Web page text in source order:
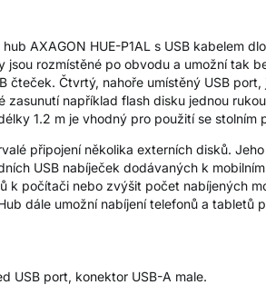
AXAGON HUE-P1AL s USB kabelem
jsou rozmístěné po obvodu a umožní tak
čteček. Čtvrtý, nahoře umístěný USB
zasunutí například flash disku jednou
1.2 m je vhodný pro použití se stolním
připojení několika externích disků.
USB nabíječek dodávaných k
k počítači nebo zvýšit počet nabíjených
dále umožní nabíjení telefonů a
USB port, konektor USB-A male.